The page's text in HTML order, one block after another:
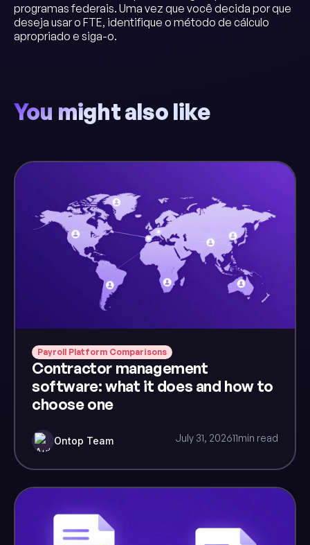
programas federais. Uma vez que você decida por que
deseja usar o FTE, identifique o método de cálculo
apropriado e siga-o.
You might also like
Payroll Platform Comparisons
Contractor management
software: what it does and how to
choose one
Ontop Team July 31, 202611min read